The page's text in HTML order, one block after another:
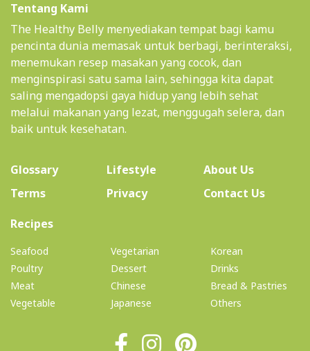
Tentang Kami
The Healthy Belly menyediakan tempat bagi kamu
pencinta dunia memasak untuk berbagi, berinteraksi,
menemukan resep masakan yang cocok, dan
menginspirasi satu sama lain, sehingga kita dapat
saling mengadopsi gaya hidup yang lebih sehat
melalui makanan yang lezat, menggugah selera, dan
baik untuk kesehatan.
Glossary Lifestyle About Us(current)
Terms
Privacy
Contact Us
Recipes(current)
Seafood
Poultry
Meat
Vegetable
Vegetarian
Dessert
Chinese
Japanese
Korean
Drinks
Bread & Pastries
Others